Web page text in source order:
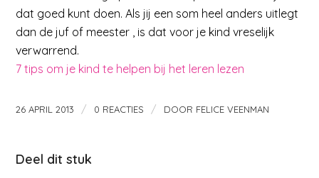
dat goed kunt doen. Als jij een som heel anders uitlegt
dan de juf of meester , is dat voor je kind vreselijk
verwarrend.
7 tips om je kind te helpen bij het leren lezen
26 APRIL 2013 / 0 REACTIES / DOOR FELICE VEENMAN
Deel dit stuk